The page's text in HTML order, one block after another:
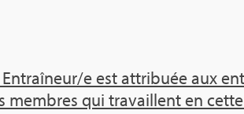
e est attri­buée aux
membres qui tra­vaillent en